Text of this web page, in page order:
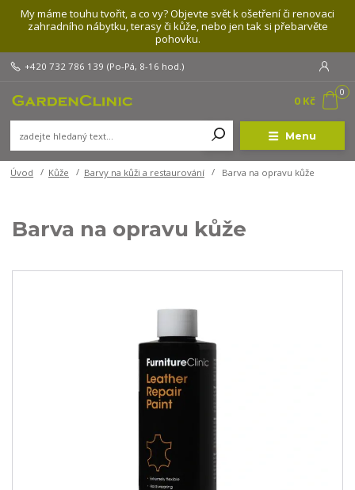
My máme touhu tvořit, a co vy? Objevte svět k ošetření či renovaci
zahradního nábytku, terasy či kůže, nebo jen tak si přebarvěte
pohovku.
Menu
+420 732 786 139 (Po-Pá, 8-16 hod.)
0
0 Kč
Úvod Kůže Barvy na kůži a restaurování Barva na opravu kůže
Barva na opravu kůže